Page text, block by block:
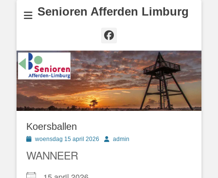
Senioren Afferden Limburg
Facebook
Koersballen
Geplaatst
woensdag 15 april 2026 Authoradmin
WANNEER